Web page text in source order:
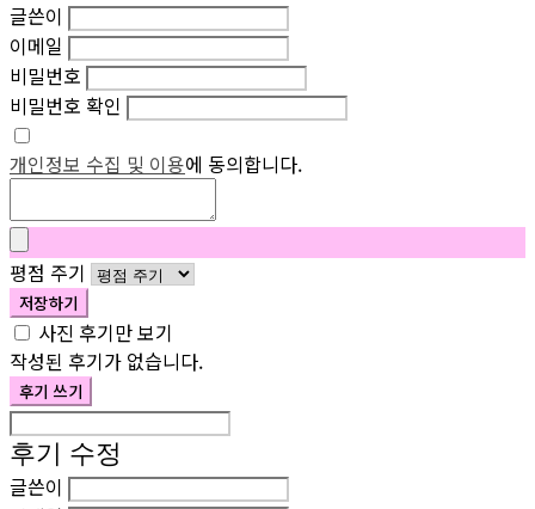
글쓴이
이메일
비밀번호
비밀번호 확인
개인정보 수집 및 이용에 동의합니다.
평점 주기
저장하기
사진 후기만 보기
작성된 후기가 없습니다.
후기 쓰기
후기 수정
글쓴이